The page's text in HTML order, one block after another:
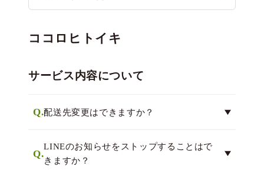
ココロヒトイキ
サービス内容について
Q.配送先変更はできますか？
Q.
LINEのお知らせをストップすることはで
きますか？